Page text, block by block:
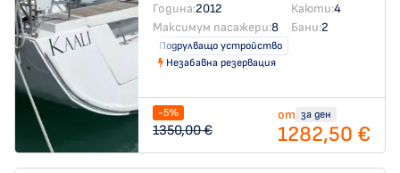
Година:2012 Каюти:4
Максимум пасажери:8 Бани:2
Подрулващо устройство
Незабавна резервация
-5%
1350,00 €
от за ден
1282,50 €